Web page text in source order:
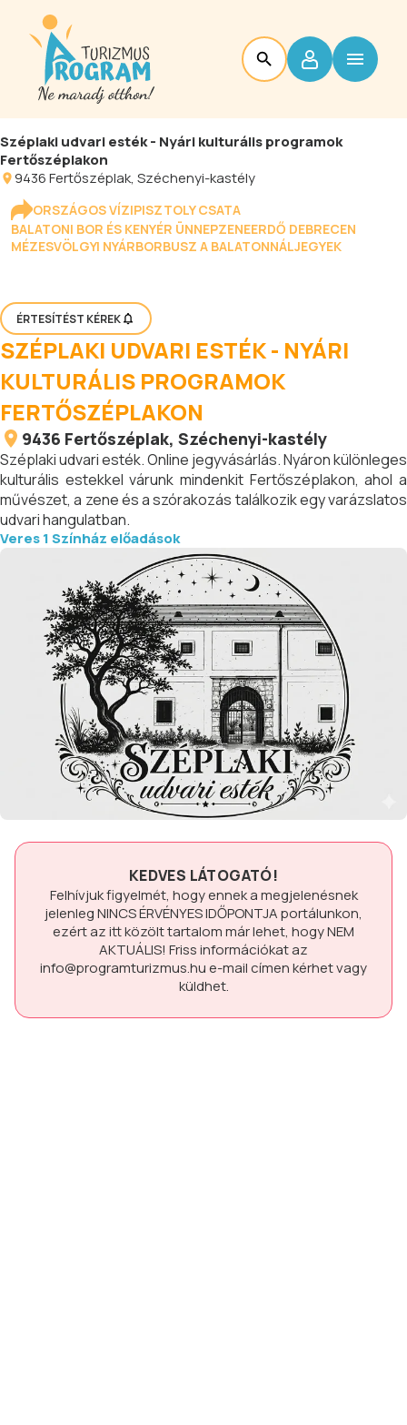
Széplaki udvari esték - Nyári kulturális programok
Fertőszéplakon
9436Fertőszéplak, Széchenyi-kastély
ORSZÁGOS VÍZIPISZTOLY CSATA
BALATONI BOR ÉS KENYÉR ÜNNEPZENEERDŐ DEBRECEN
MÉZESVÖLGYI NYÁRBORBUSZ A BALATONNÁLJEGYEK
ÉRTESÍTÉST KÉREK
SZÉPLAKI UDVARI ESTÉK - NYÁRI
KULTURÁLIS PROGRAMOK
FERTŐSZÉPLAKON
9436 Fertőszéplak, Széchenyi-kastély
Széplaki udvari esték. Online jegyvásárlás. Nyáron különleges
kulturális estekkel várunk mindenkit Fertőszéplakon, ahol a
művészet, a zene és a szórakozás találkozik egy varázslatos
udvari hangulatban.
Veres 1 Színház előadások
KEDVES LÁTOGATÓ!
Felhívjuk figyelmét, hogy ennek a megjelenésnek
jelenlegNINCS ÉRVÉNYES IDŐPONTJAportálunkon,
ezért az itt közölt tartalom már lehet, hogyNEM
AKTUÁLIS! Friss információkat az
info@programturizmus.hue-mail címen kérhet vagy
küldhet.